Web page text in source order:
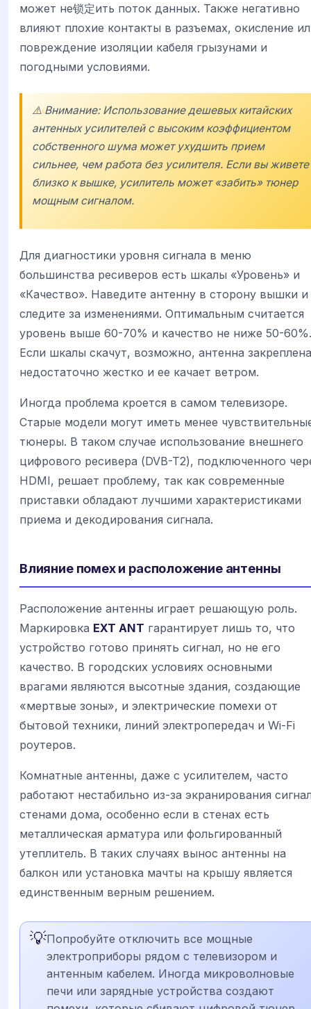
может не锁定ить поток данных. Также негативно
влияют плохие контакты в разъемах, окисление
повреждение изоляции кабеля грызунами и
погодными условиями.
⚠️ Внимание: Использование дешевых китайских
антенных усилителей с высоким коэффициентом
собственного шума может ухудшить прием
сильнее, чем работа без усилителя. Если вы живете
близко к вышке, усилитель может «забить» тюнер
мощным сигналом.
Для диагностики уровня сигнала в меню
большинства ресиверов есть шкалы «Уровень» и
«Качество». Наведите антенну в сторону вышки и
следите за изменениями. Оптимальным считается
уровень выше 60-70% и качество не ниже 50-60%.
Если шкалы скачут, возможно, антенна закреплена
недостаточно жестко и ее качает ветром.
Иногда проблема кроется в самом телевизоре.
Старые модели могут иметь менее
тюнеры. В таком случае использование внешнего
цифрового ресивера (DVB-T2), подключенного
HDMI, решает проблему, так как современные
приставки обладают лучшими характеристиками
приема и декодирования сигнала.
Влияние помех и расположение антенны
Расположение антенны играет решающую роль.
Маркировка EXT ANT гарантирует лишь то, что
устройство готово принять сигнал, но не его
качество. В городских условиях основными
врагами являются высотные здания, создающие
«мертвые зоны», и электрические помехи от
бытовой техники, линий электропередач и Wi-Fi
роутеров.
Комнатные антенны, даже с усилителем, часто
работают нестабильно из-за экранирования
стенами дома, особенно если в стенах есть
металлическая арматура или фольгированный
утеплитель. В таких случаях вынос антенны на
балкон или установка мачты на крышу является
единственным верным решением.
💡Попробуйте отключить все мощные
электроприборы рядом с телевизором и
антенным кабелем. Иногда микроволновые
печи или зарядные устройства создают